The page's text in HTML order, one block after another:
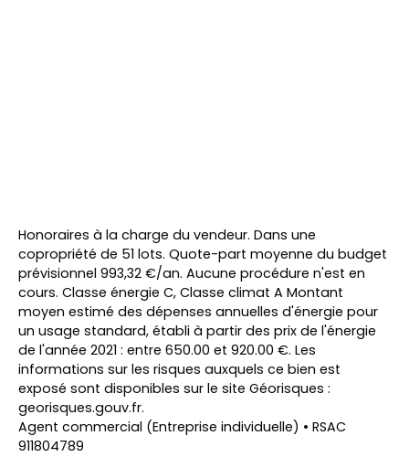
Honoraires à la charge du vendeur. Dans une
copropriété de 51 lots. Quote-part moyenne du budget
prévisionnel 993,32 €/an. Aucune procédure n'est en
cours. Classe énergie C, Classe climat A Montant
moyen estimé des dépenses annuelles d'énergie pour
un usage standard, établi à partir des prix de l'énergie
de l'année 2021 : entre 650.00 et 920.00 €. Les
informations sur les risques auxquels ce bien est
exposé sont disponibles sur le site Géorisques :
georisques.gouv.fr.
Agent commercial (Entreprise individuelle) • RSAC
911804789